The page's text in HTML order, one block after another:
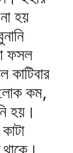
হয়
ফসল
লোক কম,
হয়।